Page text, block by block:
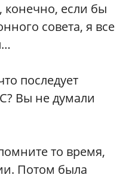
конечно, если бы
совета, я все
последует
Вы не думали
то время,
Потом была